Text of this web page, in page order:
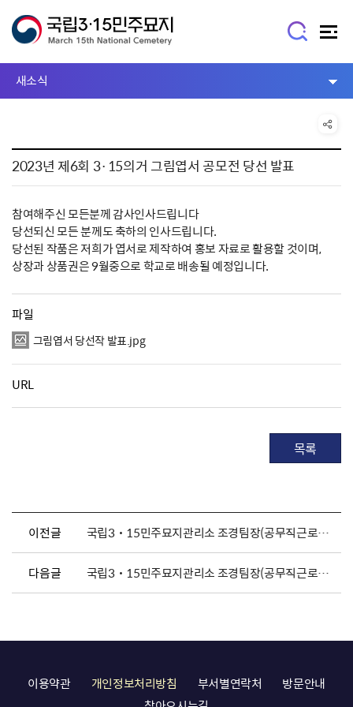
새소식
2023년 제6회 3·15의거 그림엽서 공모전 당선 발표
참여해주신 모든분께 감사인사드립니다
당선되신 모든 분께도 축하의 인사드립니다.
당선된 작품은 저희가 엽서로 제작하여 홍보 자료로 활용할 것이며,
상장과 상품권은 9월중으로 학교로 배송될 예정입니다.
파일
그림엽서 당선작 발표.jpg
URL
목록
이전글 국립3˙15민주묘지관리소 조경팀장(공무직근로자) 채용 공고
다음글 국립3˙15민주묘지관리소 조경팀장(공무직근로자) 채용 재공고
이용약관 개인정보처리방침 부서별연락처
방문안내